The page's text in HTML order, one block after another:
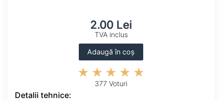
2.00 Lei
TVA inclus
Adaugă în coș
377 Voturi
Detalii tehnice: